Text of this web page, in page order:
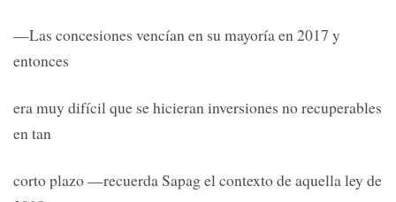
—Las concesiones vencían en su mayoría en 2017 y
entonces
era muy difícil que se hicieran inversiones no recuperables
en tan
corto plazo —recuerda Sapag el contexto de aquella ley de